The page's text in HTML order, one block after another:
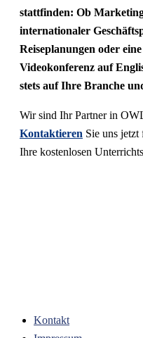
stattfinden: Ob
internationaler
Reiseplanungen oder
Videokonferenz auf
stets auf Ihre Branche
Wir sind Ihr Partner in
Kontaktieren Sie uns
Ihre kostenlosen
Kontakt